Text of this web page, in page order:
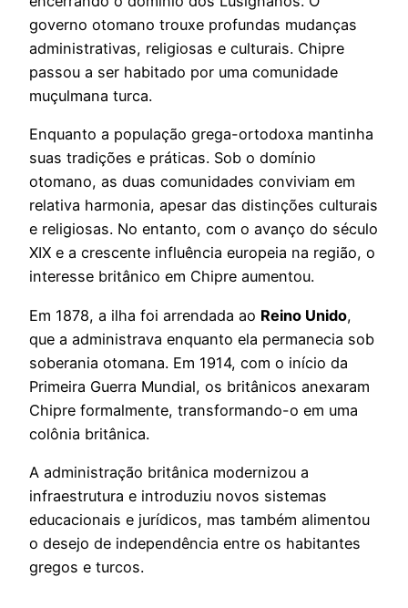
governo otomano trouxe profundas mudanças
administrativas, religiosas e culturais. Chipre
passou a ser habitado por uma comunidade
muçulmana turca.
Enquanto a população grega-ortodoxa mantinha
suas tradições e práticas. Sob o domínio
otomano, as duas comunidades conviviam em
relativa harmonia, apesar das distinções culturais
e religiosas. No entanto, com o avanço do século
XIX e a crescente influência europeia na região, o
interesse britânico em Chipre aumentou.
Em 1878, a ilha foi arrendada ao Reino Unido,
que a administrava enquanto ela permanecia sob
soberania otomana. Em 1914, com o início da
Primeira Guerra Mundial, os britânicos anexaram
Chipre formalmente, transformando-o em uma
colônia britânica.
A administração britânica modernizou a
infraestrutura e introduziu novos sistemas
educacionais e jurídicos, mas também alimentou
o desejo de independência entre os habitantes
gregos e turcos.